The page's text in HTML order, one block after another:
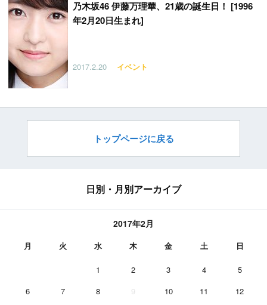
乃木坂46 伊藤万理華、21歳の誕生日！ [1996
年2月20日生まれ]
2017.2.20 イベント
トップページに戻る
日別・月別アーカイブ
2017年2月
月 火 水 木 金 土 日
1 2 3 4
5
6
7 8 9 10 11 12